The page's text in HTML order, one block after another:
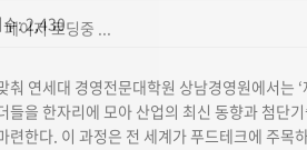
: 2,430
춰 연세대 경영전문대학원 상남경영원에서는
들을 한자리에 모아 산업의 최신 동향과 첨단
련한다. 이 과정은 전 세계가 푸드테크에 주목
페이지 로딩중 ...